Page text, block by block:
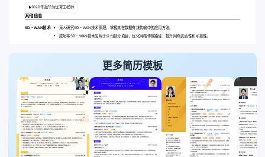
2020年度华为优秀工程师
其他信息
SD - WAN技术: 深入研究SD - WAN技术原理，掌握其在数据有线传输中的应用方法。
成功将SD - WAN技术应用于公司部分项目，优化网络传输路径，提升网络灵活性和可靠性。
更多简历模板